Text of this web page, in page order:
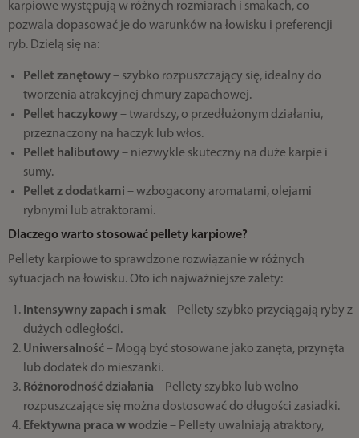
karpiowe występują w różnych rozmiarach i smakach, co
pozwala dopasować je do warunków na łowisku i preferencji
ryb. Dzielą się na:
Pellet zanętowy– szybko rozpuszczający się, idealny do
tworzenia atrakcyjnej chmury zapachowej.
Pellet haczykowy– twardszy, o przedłużonym działaniu,
przeznaczony na haczyk lub włos.
Pellet halibutowy– niezwykle skuteczny na duże karpie i
sumy.
Pellet z dodatkami – wzbogacony aromatami, olejami
rybnymi lub atraktorami.
Dlaczego warto stosować pellety karpiowe?
Pellety karpiowe to sprawdzone rozwiązanie w różnych
sytuacjach na łowisku. Oto ich najważniejsze zalety:
Intensywny zapach i smak– Pellety szybko przyciągają ryby z
dużych odległości.
Uniwersalność– Mogą być stosowane jako zanęta, przynęta
lub dodatek do mieszanki.
Różnorodność działania – Pellety szybko lub wolno
rozpuszczające się można dostosować do długości zasiadki.
Efektywna praca w wodzie– Pellety uwalniają atraktory,